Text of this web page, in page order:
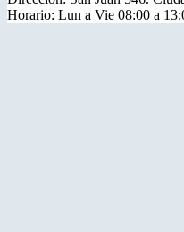
Horario: Lun a Vie 08:00 a